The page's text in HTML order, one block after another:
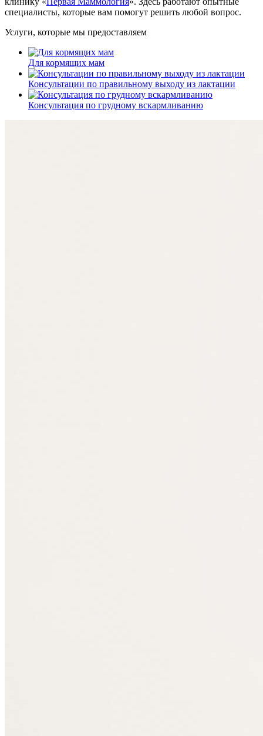
специалисты, которые вам помогут решить любой вопрос.
Услуги, которые мы предоставляем
Для кормящих мам
Консультации по правильному выходу из лактации
Консультация по грудному вскармливанию